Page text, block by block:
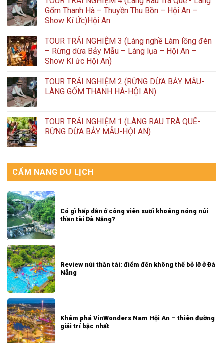
Gốm Thanh Hà – Thuyền Thu Bồn – Hội An –
Show Kí Ức)Hội An
TOUR TRẢI NGHIỆM 3 (Làng nghề Làm lồng đèn
– Rừng dừa Bảy Mẫu – Làng lụa – Hội An –
Show Kí ức Hội An)
TOUR TRẢI NGHIỆM 2 (RỪNG DỪA BẢY MẪU-
LÀNG GỐM THANH HÀ-HỘI AN)
TOUR TRẢI NGHIỆM 1 (LÀNG RAU TRÀ QUẾ-
RỪNG DỪA BẢY MẪU-HỘI AN)
CẨM NANG DU LỊCH
Có gì hấp dẫn ở công viên suối khoáng nóng núi
thần tài Đà Nẵng?
Review núi thần tài: điểm đến không thể bỏ lỡ ở Đà
Nẵng
Khám phá VinWonders Nam Hội An – thiên đường
giải trí bậc nhất